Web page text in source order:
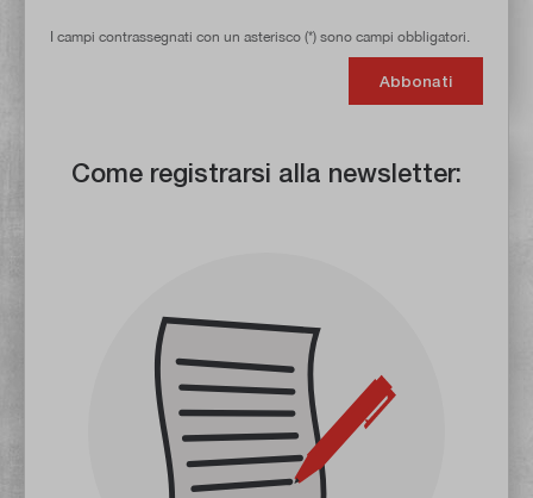
I campi contrassegnati con un asterisco (*) sono campi obbligatori.
Abbonati
Come registrarsi alla newsletter: